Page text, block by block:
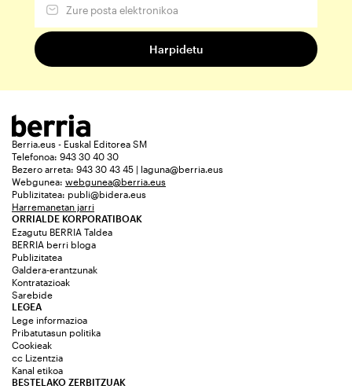
Berria.eus - Euskal Editorea SM
Telefonoa: 943 30 40 30
Bezero arreta: 943 30 43 45 | laguna@berria.eus
Webgunea: webgunea@berria.eus
Publizitatea: publi@bidera.eus
Harremanetan jarri
ORRIALDE KORPORATIBOAK
Ezagutu BERRIA Taldea
BERRIA berri bloga
Publizitatea
Galdera-erantzunak
Kontratazioak
Sarebide
LEGEA
Lege informazioa
Pribatutasun politika
Cookieak
cc Lizentzia
Kanal etikoa
BESTELAKO ZERBITZUAK